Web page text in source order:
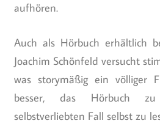
aufhören.
Auch als Hörbuch erhältlich
Joachim Schönfeld versucht
was storymäßig ein völliger
besser, das Hörbuch
selbstverliebten Fall selbst zu